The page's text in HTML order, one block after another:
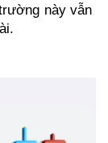
này vẫn